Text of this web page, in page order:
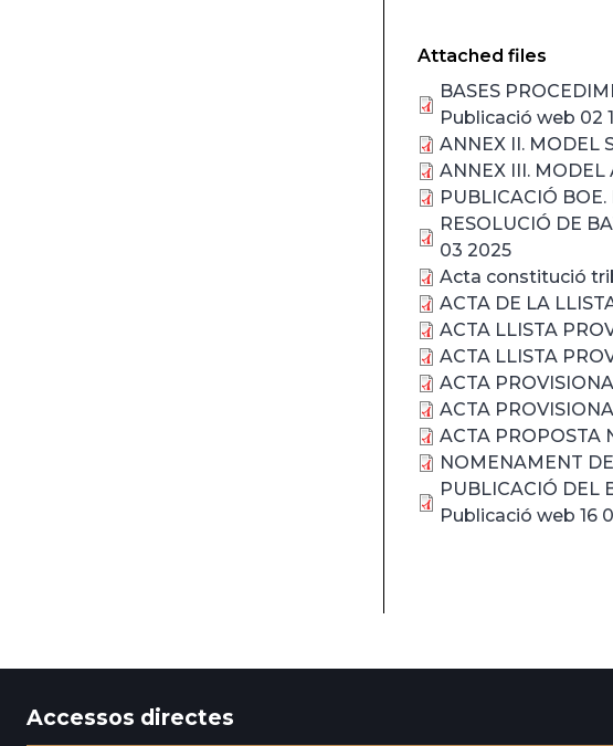
Attached files
BASES
Publicació web 02
ANNEX II. MODEL
ANNEX III.
PUBLICACIÓ
RESOLUCIÓ DE
03 2025
Acta constitució
ACTA DE LA
ACTA LLISTA
ACTA LLISTA
ACTA
ACTA
ACTA PROPOSTA
NOMENAMENT
PUBLICACIÓ DEL
Publicació web 16
Accessos directes